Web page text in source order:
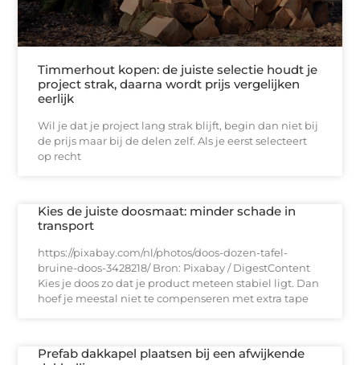
Timmerhout kopen: de juiste selectie houdt je
project strak, daarna wordt prijs vergelijken
eerlijk
Wil je dat je project lang strak blijft, begin dan niet bij
de prijs maar bij de delen zelf. Als je eerst selecteert
op recht
Kies de juiste doosmaat: minder schade in
transport
https://pixabay.com/nl/photos/doos-dozen-tafel-
bruine-doos-3428218/ Bron: Pixabay / DigestContent
Kies je doos zo dat je product meteen stabiel ligt. Dan
hoef je meestal niet te compenseren met extra tape
Prefab dakkapel plaatsen bij een afwijkende